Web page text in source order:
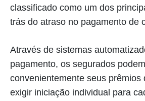
classificado como um dos
trás do atraso no pagamento de
Através de sistemas
pagamento, os segurados
convenientemente seus prêmios
exigir iniciação individual para